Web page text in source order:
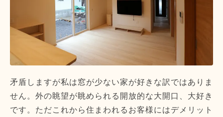
矛盾しますが私は窓が少ない家が好きな訳ではありま
せん。外の眺望が眺められる開放的な大開口、大好き
です。ただこれから住まわれるお客様にはデメリット